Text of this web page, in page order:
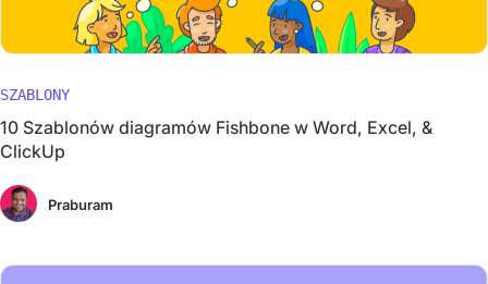
SZABLONY
10 Szablonów diagramów Fishbone w Word, Excel, &
ClickUp
Praburam